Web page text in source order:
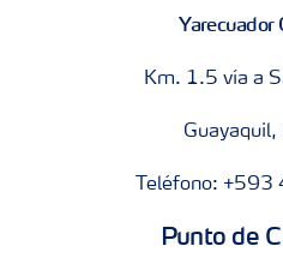
Yarecuador
Km. 1.5 vía a
Guayaquil,
Teléfono:
Punto de